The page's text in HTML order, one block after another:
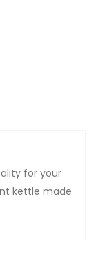
for your
kettle made